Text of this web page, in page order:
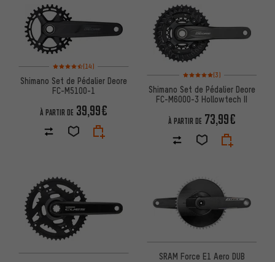
Note moyenne : 4,5 sur 5 d'après 14 avis
(14)
Shimano Set de Pédalier Deore
FC-M5100-1
À PARTIR DE 39,99€
Note moyenne : 5 sur 5
(3)
Shimano Set de Pédalier Deore
FC-M6000-3 Hollowtech II
À PARTIR DE 73,99€
SRAM Force E1 Aero DUB